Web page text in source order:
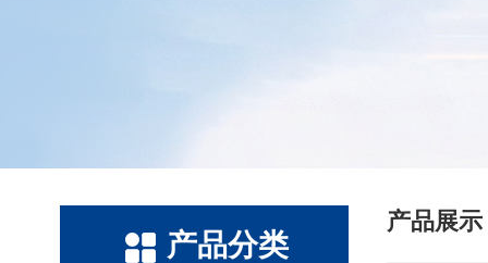
产品分类
产品展示